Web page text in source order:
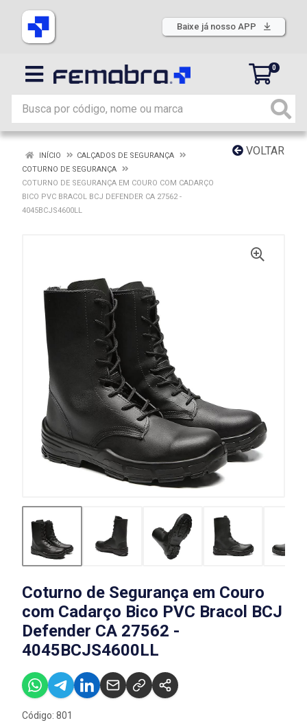
Baixe já nosso APP
0
VOLTAR
INÍCIO
CALÇADOS DE SEGURANÇA
COTURNO DE SEGURANÇA
COTURNO DE SEGURANÇA EM COURO COM CADARÇO
BICO PVC BRACOL BCJ DEFENDER CA 27562 -
4045BCJS4600LL
Coturno de Segurança em Couro
com Cadarço Bico PVC Bracol BCJ
Defender CA 27562 -
4045BCJS4600LL
Código: 801